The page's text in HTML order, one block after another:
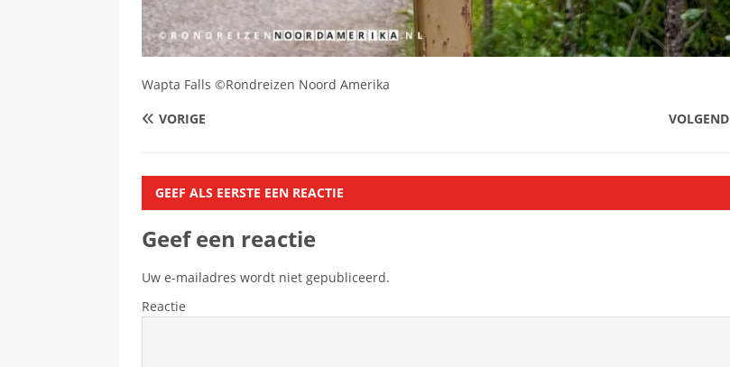
Wapta Falls ©Rondreizen Noord Amerika
VORIGE
GEEF ALS EERSTE EEN REACTIE
Geef een reactie
Uw e-mailadres wordt niet gepubliceerd.
Reactie